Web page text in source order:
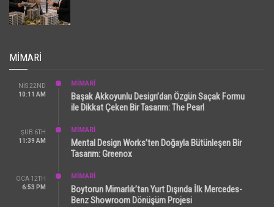
MIMARI
NIS 22ND
10:11 AM
MİMARİ
Başak Akkoyunlu Design’dan Özgün Saçak Formu
ile Dikkat Çeken Bir Tasarım: The Pearl
ŞUB 6TH
11:39 AM
MİMARİ
Mental Design Works’ten Doğayla Bütünleşen Bir
Tasarım: Greenox
OCA 12TH
6:53 PM
MİMARİ
Boytorun Mimarlık’tan Yurt Dışında İlk Mercedes-
Benz Showroom Dönüşüm Projesi